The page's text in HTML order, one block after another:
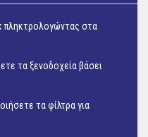
πληκτρολογώντας στα
τα ξενοδοχεία βάσει
τα φίλτρα για